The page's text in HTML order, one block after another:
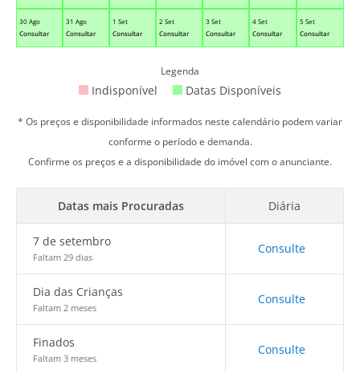
30 Ago
Consultar
31 Ago
Consultar
1 Set
Consultar
2 Set
Consultar
3 Set
Consultar
4 Set
Consultar
5 Set
Consultar
Legenda
Indisponível Datas Disponíveis
* Os preços e disponibilidade informados neste calendário podem variar
conforme o período e demanda.
Confirme os preços e a disponibilidade do imóvel com o anunciante.
Datas mais Procuradas Diária
7 de setembro
Faltam 29 dias
Consulte
Dia das Crianças
Faltam 2 meses
Consulte
Finados
Faltam 3 meses
Consulte